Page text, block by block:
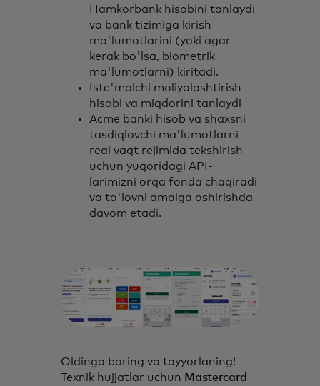
Hamkorbank hisobini tanlaydi
va bank tizimiga kirish
ma'lumotlarini (yoki agar
kerak bo'lsa, biometrik
ma'lumotlarni) kiritadi.
Iste'molchi moliyalashtirish
hisobi va miqdorini tanlaydi
Acme banki hisob va shaxsni
tasdiqlovchi ma'lumotlarni
real vaqt rejimida tekshirish
uchun yuqoridagi API-
larimizni orqa fonda chaqiradi
va to'lovni amalga oshirishda
davom etadi.
Oldinga boring va tayyorlaning!
Texnik hujjatlar uchun Mastercard